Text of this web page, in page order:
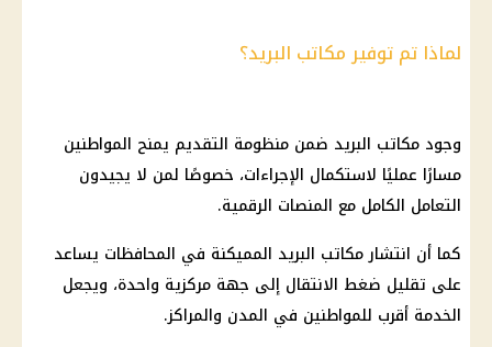
لماذا تم توفير مكاتب البريد؟
وجود مكاتب البريد ضمن منظومة التقديم يمنح المواطنين
مسارًا عمليًا لاستكمال الإجراءات، خصوصًا لمن لا يجيدون
التعامل الكامل مع المنصات الرقمية.
كما أن انتشارمكاتب البريد المميكنة في المحافظات يساعد
على تقليل ضغط الانتقال إلى جهة مركزية واحدة، ويجعل
الخدمة أقرب للمواطنين في المدن والمراكز.